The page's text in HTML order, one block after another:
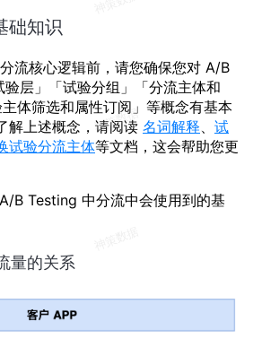
础知识
流核心逻辑前，请您确保您对 A/B
层」「试验分组」「分流主体和
体筛选和属性订阅」等概念有基本
解上述概念，请阅读 名词解释、 试
试验分流主体等文档，这会帮助您更
B Testing 中分流中会使用到的基
量的关系